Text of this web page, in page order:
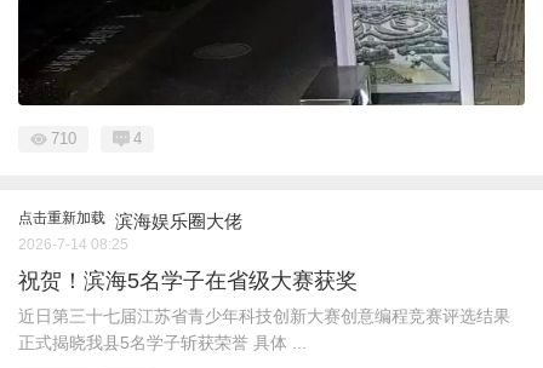
710 4
点击重新加载 滨海娱乐圈大佬
2026-7-14 08:25
祝贺！滨海5名学子在省级大赛获奖
近日第三十七届江苏省青少年科技创新大赛创意编程竞赛评选结果
正式揭晓我县5名学子斩获荣誉 具体 ...